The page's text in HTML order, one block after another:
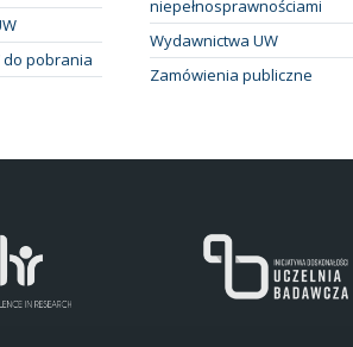
do pobrania
niepełnosprawnościami
Wydawnictwa UW
Zamówienia publiczne